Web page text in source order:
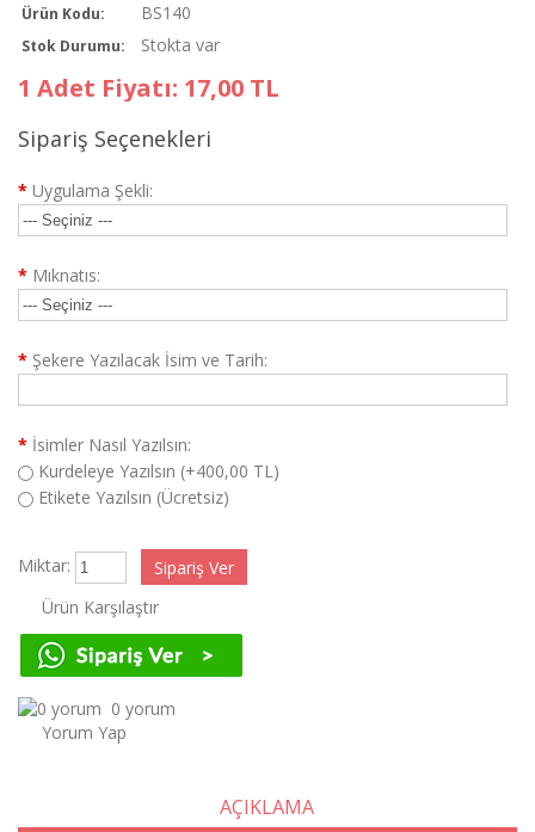
Ürün Kodu: BS140
Stok Durumu: Stokta var
1 Adet Fiyatı: 17,00 TL
Sipariş Seçenekleri
* Uygulama Şekli:
* Mıknatıs:
* Şekere Yazılacak İsim ve Tarih:
* İsimler Nasıl Yazılsın:
Kurdeleye Yazılsın (+400,00 TL)
Etikete Yazılsın (Ücretsiz)
Miktar:
Ürün Karşılaştır
0 yorum
Yorum Yap
AÇIKLAMA